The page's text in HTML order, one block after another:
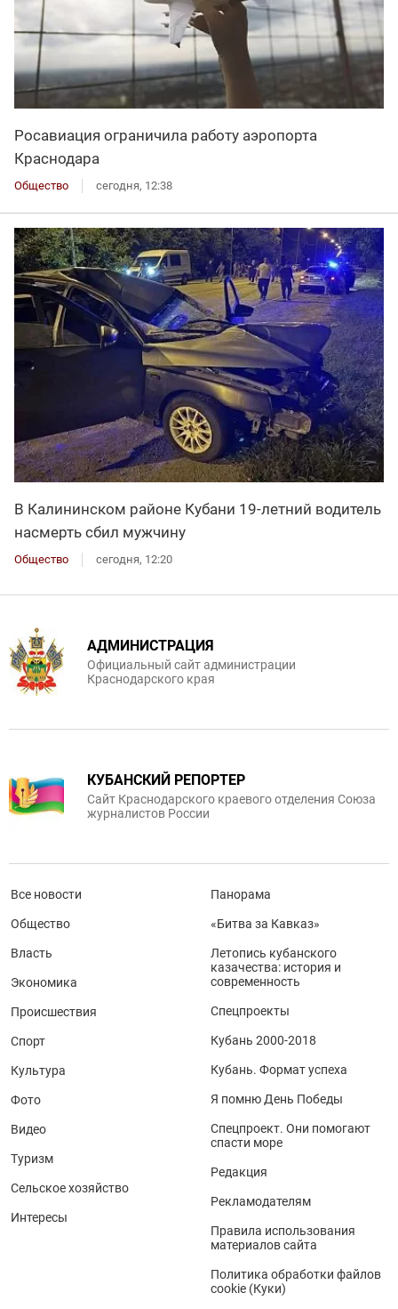
Росавиация ограничила работу аэропорта
Краснодара
Общество сегодня, 12:38
В Калининском районе Кубани 19-летний водитель
насмерть сбил мужчину
Общество сегодня, 12:20
АДМИНИСТРАЦИЯ
Официальный сайт администрации
Краснодарского края
КУБАНСКИЙ РЕПОРТЕР
Сайт Краснодарского краевого отделения Союза
журналистов России
Все новости
Общество
Власть
Экономика
Происшествия
Спорт
Культура
Фото
Видео
Туризм
Сельское хозяйство
Интересы
Панорама
«Битва за Кавказ»
Летопись кубанского
казачества: история и
современность
Спецпроекты
Кубань 2000-2018
Кубань. Формат успеха
Я помню День Победы
Спецпроект. Они помогают
спасти море
Редакция
Рекламодателям
Правила использования
материалов сайта
Политика обработки файлов
cookie (Куки)